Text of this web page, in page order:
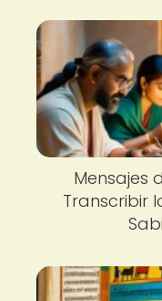
Mensajes
Transcribir